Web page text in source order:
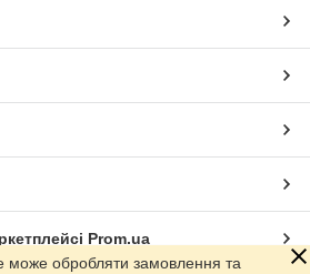
Prom.ua
може обробляти замовлення та